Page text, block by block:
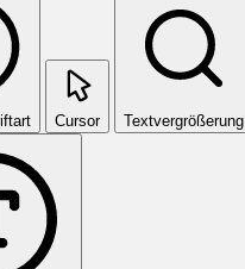
Cursor Textvergrößerung